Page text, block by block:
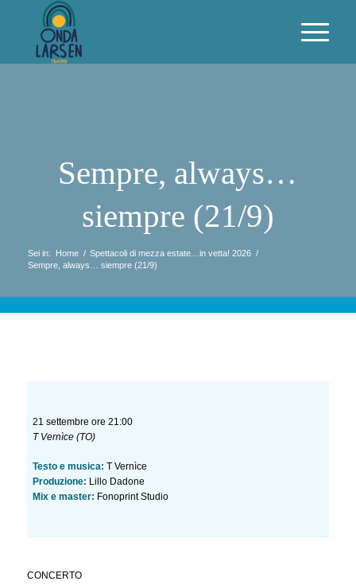
Sempre, always…
siempre (21/9)
Sei in: Home / Spettacoli di mezza estate…in vetta! 2026 /
Sempre, always… siempre (21/9)
21 settembre ore 21:00
T Vernìce (TO)
Testo e musica: T Vernìce
Produzione: Lillo Dadone
Mix e master: Fonoprint Studio
CONCERTO